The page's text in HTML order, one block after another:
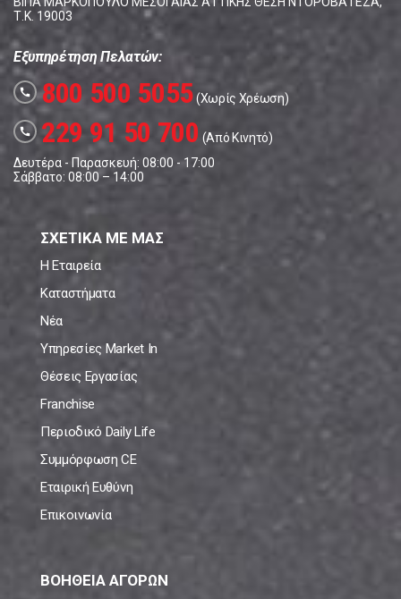
Τ.Κ. 19003
Εξυπηρέτηση Πελατών:
call 800 500 5055(Χωρίς Χρέωση)
call 229 91 50 700 (Από Κινητό)
Δευτέρα - Παρασκευή: 08:00 - 17:00
Σάββατο: 08:00 – 14:00
ΣΧΕΤΙΚΑ ΜΕ ΜΑΣ
Η Εταιρεία
Καταστήματα
Νέα
Υπηρεσίες Market In
Θέσεις Εργασίας
Franchise
Περιοδικό Daily Life
Συμμόρφωση CE
Εταιρική Ευθύνη
Επικοινωνία
ΒΟΗΘΕΙΑ ΑΓΟΡΩΝ